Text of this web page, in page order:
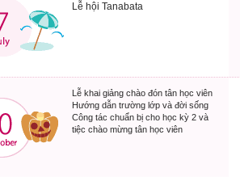
Lễ hội Tanabata
Lễ khai giảng chào đón tân học viên
Hướng dẫn trường lớp và đời sống
Công tác chuẩn bị cho học kỳ 2 và
tiệc chào mừng tân học viên